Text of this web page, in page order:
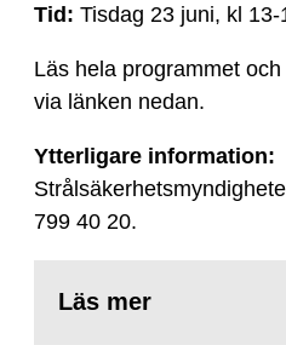
Tid: Tisdag 23 juni, kl 13-
Läs hela programmet
via länken nedan.
Ytterligare information:
799 40 20.
Läs mer